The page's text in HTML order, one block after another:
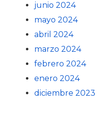
junio 2024
mayo 2024
abril 2024
marzo 2024
febrero 2024
enero 2024
diciembre 2023